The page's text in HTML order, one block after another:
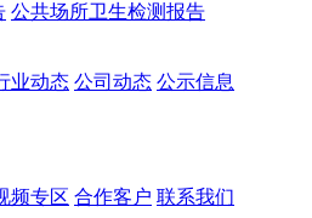
公共场所卫生检测报告
业动态 公司动态 公示信息
频专区 合作客户 联系我们